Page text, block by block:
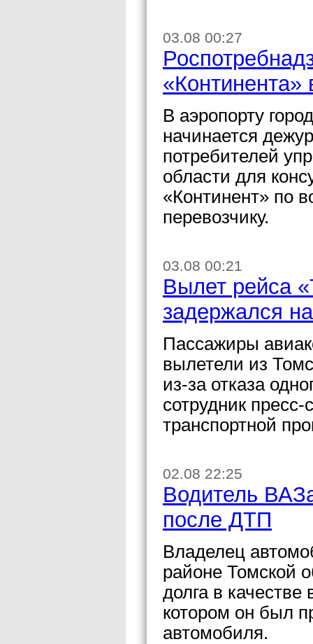
03.08 00:27
«Континента»
В аэропорту
начинается
потребителей
области для
«Континент» по
перевозчику.
03.08 00:21
Вылет рейса
задержался
Пассажиры
вылетели из
из-за отказа
сотрудник
транспортной
02.08 22:25
Водитель
после ДТП
Владелец
районе Томской
долга в
котором он был
автомобиля.